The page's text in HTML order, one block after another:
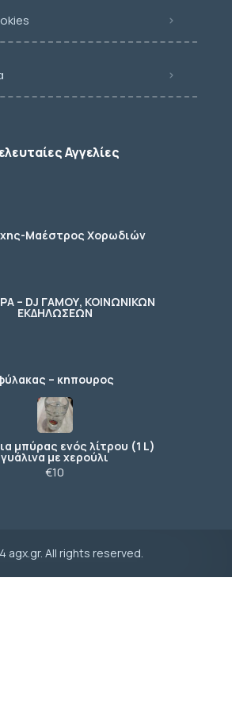
Αγγελίες
Μαέστρος Χορωδιών
– DJ ΓΑΜΟΥ, ΚΟΙΝΩΝΙΚΩΝ
ΕΚΔΗΛΩΣΕΩΝ
– κηπουρος
μπύρας ενός λίτρου (1 L)
γυάλινα με χερούλι
€10
agx.gr. All rights reserved.